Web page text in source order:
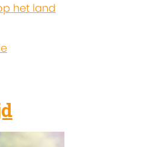
het land